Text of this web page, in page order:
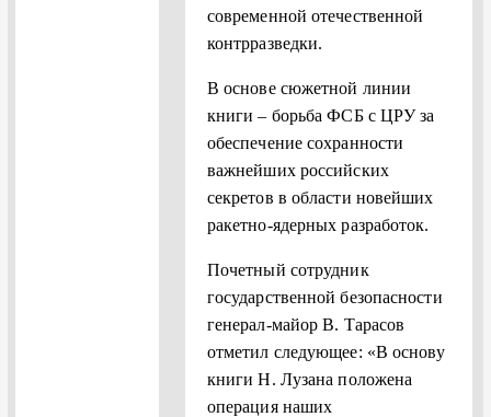
современной отечествен­ной
контрразведки.
В основе сюжетной линии
книги – борьба ФСБ с ЦРУ за
обеспечение сохранности
важнейших российских
секретов в области новейших
ракетно-ядерных разработок.
Почетный сотрудник
государственной безопасности
генерал-майор В. Тарасов
отметил следующее: «В основу
книги Н. Лузана положена
операция наших